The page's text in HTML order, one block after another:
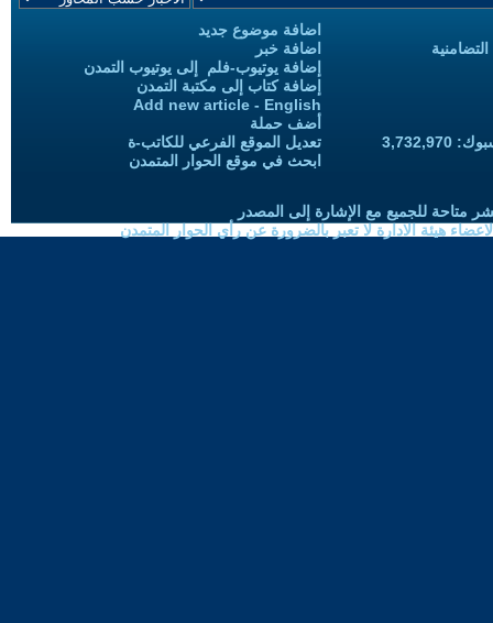
اضافة موضوع جديد
اضافة خبر
إضافة يوتيوب-فلم إلى يوتيوب التمدن
إضافة كتاب إلى مكتبة التمدن
Add new article - English
أضف حملة
تعديل الموقع الفرعي للكاتب-ة
ابحث في موقع الحوار المتمدن
متاحة للجميع مع الإشارة إلى المصدر
هيئة الادارة لا تعبر بالضرورة عن رأي الحوار المتمدن